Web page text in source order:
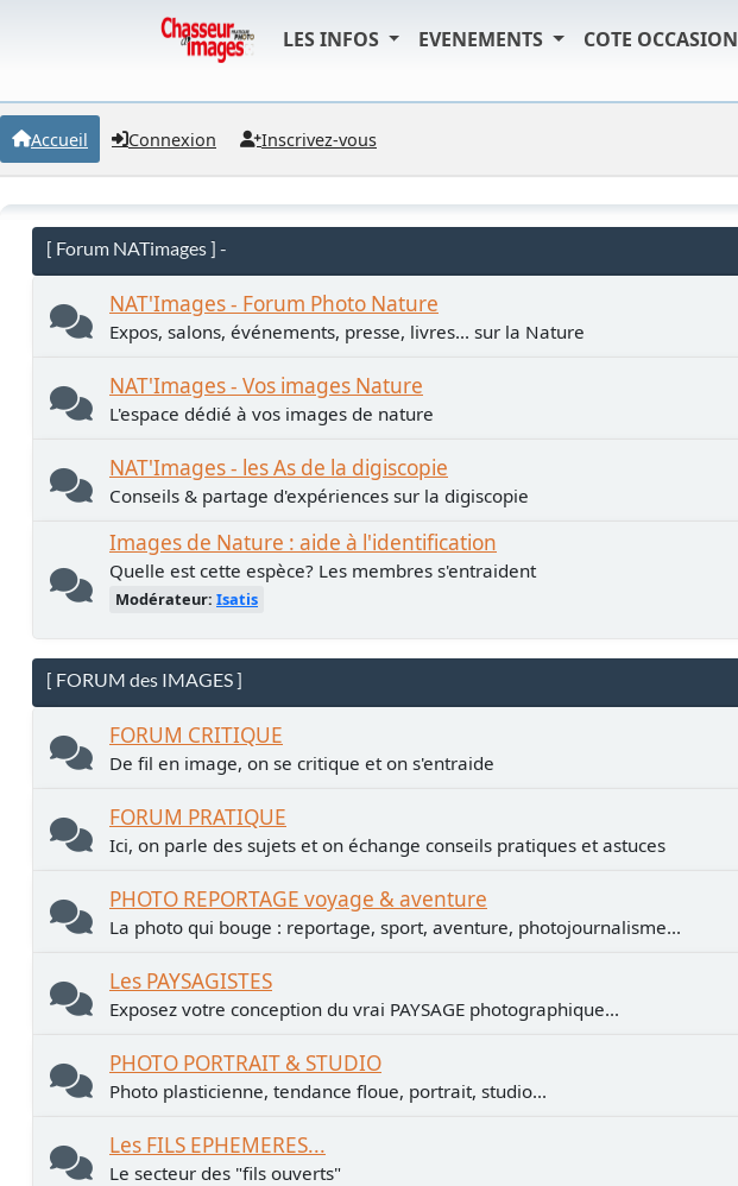
LES INFOS EVENEMENTS COTE OCCASION
Accueil Connexion Inscrivez-vous
[ Forum NATimages ] -
NAT'Images - Forum Photo Nature
Expos, salons, événements, presse, livres... sur la Nature
NAT'Images - Vos images Nature
L'espace dédié à vos images de nature
NAT'Images - les As de la digiscopie
Conseils & partage d'expériences sur la digiscopie
Images de Nature : aide à l'identification
Quelle est cette espèce? Les membres s'entraident
Modérateur: Isatis
[ FORUM des IMAGES ]
FORUM CRITIQUE
De fil en image, on se critique et on s'entraide
FORUM PRATIQUE
Ici, on parle des sujets et on échange conseils pratiques et astuces
PHOTO REPORTAGE voyage & aventure
La photo qui bouge : reportage, sport, aventure, photojournalisme...
Les PAYSAGISTES
Exposez votre conception du vrai PAYSAGE photographique...
PHOTO PORTRAIT & STUDIO
Photo plasticienne, tendance floue, portrait, studio...
Les FILS EPHEMERES...
Le secteur des "fils ouverts"